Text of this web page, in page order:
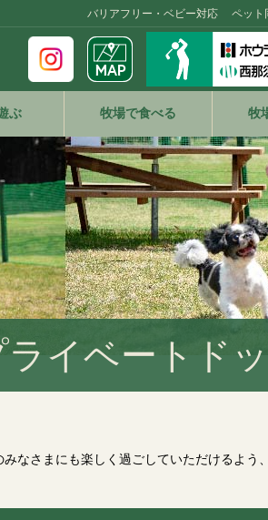
バリアフリー・ベビー対応 ペット
ぶ 牧場で食べる 牧
ライベートド
なさまにも楽しく過ごしていただけるよう